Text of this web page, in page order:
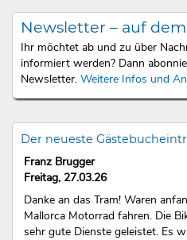
Newsletter – auf
Ihr möchtet ab und zu über
informiert werden? Dann
Newsletter. Weitere Infos und
Der neueste
Franz Brugger
Freitag, 27.03.26
Danke an das Tram! Waren
Mallorca Motorrad fahren. Die
sehr gute Dienste geleistet. Es